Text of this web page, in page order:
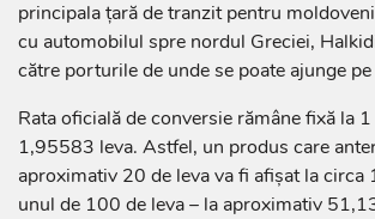
principala țară de tranzit pentru
cu automobilul spre nordul Greciei,
către porturile de unde se poate ajunge
Rata oficială de conversie rămâne fixă la
1,95583 leva. Astfel, un produs care
aproximativ 20 de leva va fi afișat la circa
unul de 100 de leva – la aproximativ